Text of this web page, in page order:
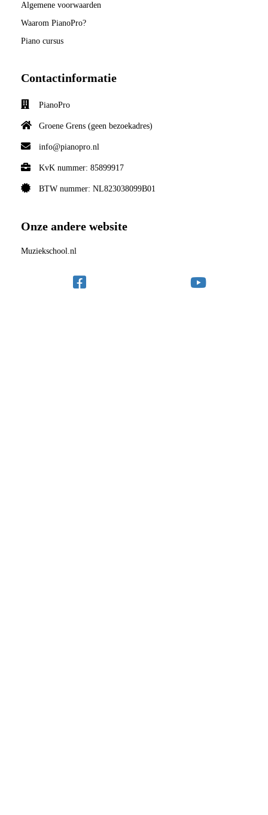
Algemene voorwaarden
Waarom PianoPro?
Piano cursus
Contactinformatie
PianoPro
Groene Grens (geen bezoekadres)
info@pianopro.nl
KvK nummer: 85899917
BTW nummer: NL823038099B01
Onze andere website
Muziekschool.nl